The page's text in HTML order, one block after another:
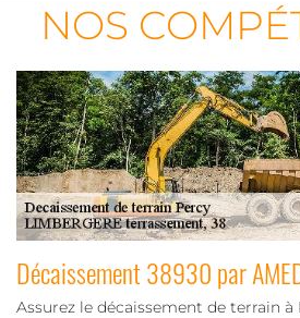
NOS
Décaissement 38930 par
Assurez le décaissement de terrain à